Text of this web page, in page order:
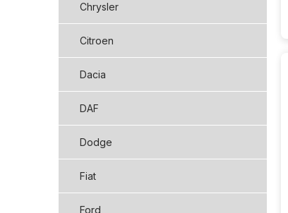
Chrysler
Citroen
Dacia
DAF
Dodge
Fiat
Ford